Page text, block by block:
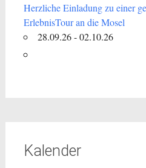
Herzliche Einladung zu einer
ErlebnisTour an die Mosel
28.09.26 - 02.10.26
Kalender